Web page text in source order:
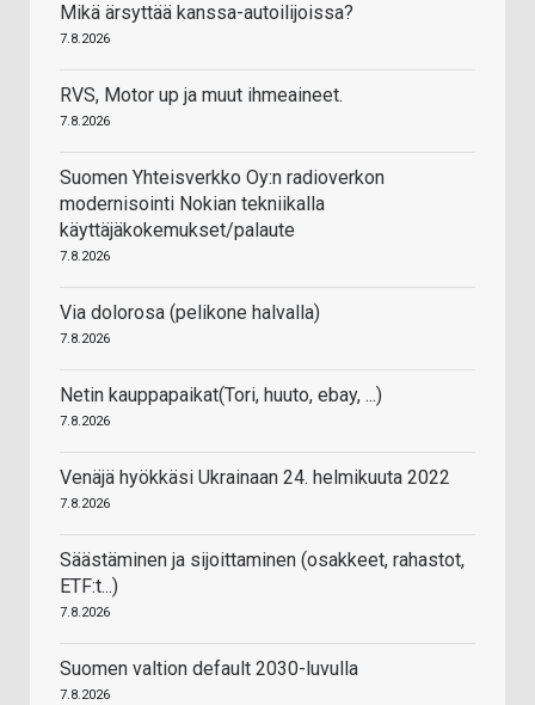
Mikä ärsyttää kanssa-autoilijoissa?
7.8.2026
RVS, Motor up ja muut ihmeaineet.
7.8.2026
Suomen Yhteisverkko Oy:n radioverkon
modernisointi Nokian tekniikalla
käyttäjäkokemukset/palaute
7.8.2026
Via dolorosa (pelikone halvalla)
7.8.2026
Netin kauppapaikat(Tori, huuto, ebay, ...)
7.8.2026
Venäjä hyökkäsi Ukrainaan 24. helmikuuta 2022
7.8.2026
Säästäminen ja sijoittaminen (osakkeet, rahastot,
ETF:t...)
7.8.2026
Suomen valtion default 2030-luvulla
7.8.2026